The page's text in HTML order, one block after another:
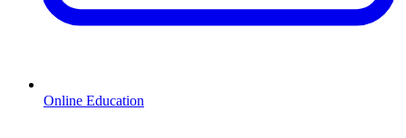
Online Education